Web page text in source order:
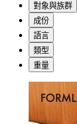
對象與族群
成份
語言
類型
重量